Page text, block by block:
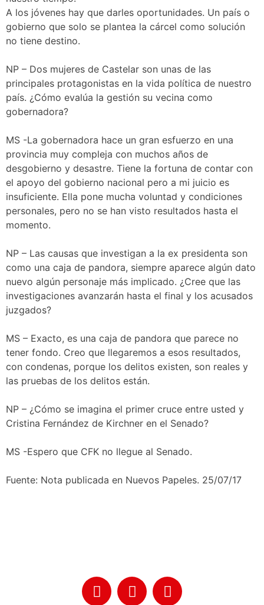
A los jóvenes hay que darles oportunidades. Un país o
gobierno que solo se plantea la cárcel como solución
no tiene destino.
NP – Dos mujeres de Castelar son unas de las
principales protagonistas en la vida política de nuestro
país. ¿Cómo evalúa la gestión su vecina como
gobernadora?
MS -La gobernadora hace un gran esfuerzo en una
provincia muy compleja con muchos años de
desgobierno y desastre. Tiene la fortuna de contar con
el apoyo del gobierno nacional pero a mi juicio es
insuficiente. Ella pone mucha voluntad y condiciones
personales, pero no se han visto resultados hasta el
momento.
NP – Las causas que investigan a la ex presidenta son
como una caja de pandora, siempre aparece algún dato
nuevo algún personaje más implicado. ¿Cree que las
investigaciones avanzarán hasta el final y los acusados
juzgados?
MS – Exacto, es una caja de pandora que parece no
tener fondo. Creo que llegaremos a esos resultados,
con condenas, porque los delitos existen, son reales y
las pruebas de los delitos están.
NP – ¿Cómo se imagina el primer cruce entre usted y
Cristina Fernández de Kirchner en el Senado?
MS -Espero que CFK no llegue al Senado.
Fuente: Nota publicada en Nuevos Papeles. 25/07/17